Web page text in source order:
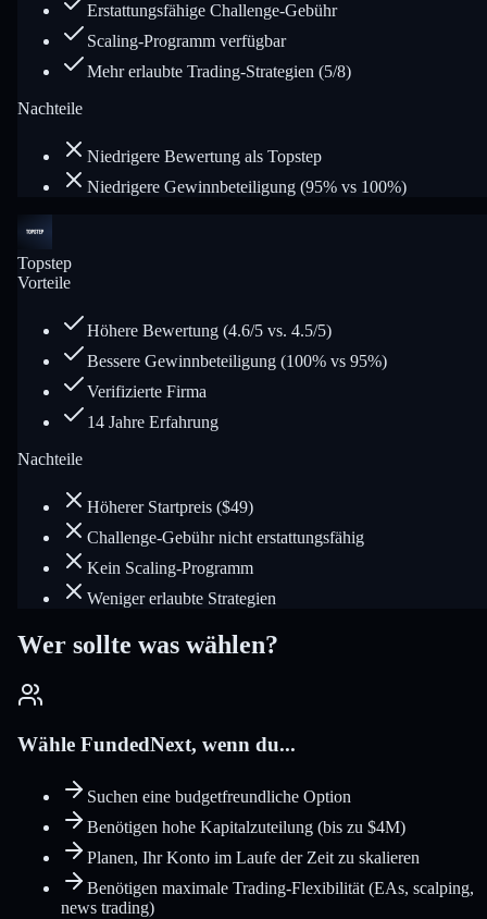
Erstattungsfähige Challenge-Gebühr
Scaling-Programm verfügbar
Mehr erlaubte Trading-Strategien (5/8)
Nachteile
Niedrigere Bewertung als Topstep
Niedrigere Gewinnbeteiligung (95% vs 100%)
Topstep
Vorteile
Höhere Bewertung (4.6/5 vs. 4.5/5)
Bessere Gewinnbeteiligung (100% vs 95%)
Verifizierte Firma
14 Jahre Erfahrung
Nachteile
Höherer Startpreis ($49)
Challenge-Gebühr nicht erstattungsfähig
Kein Scaling-Programm
Weniger erlaubte Strategien
Wer sollte was wählen?
Wähle FundedNext, wenn du...
Suchen eine budgetfreundliche Option
Benötigen hohe Kapitalzuteilung (bis zu $4M)
Planen, Ihr Konto im Laufe der Zeit zu skalieren
Benötigen maximale Trading-Flexibilität (EAs, scalping,
news trading)